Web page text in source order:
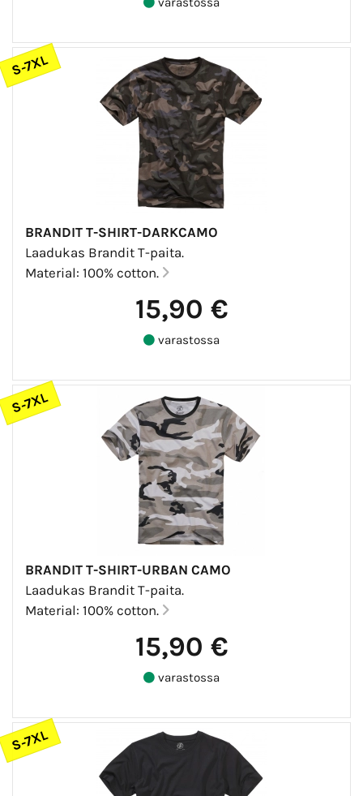
S-7XL
BRANDIT T-SHIRT-DARKCAMO
Laadukas Brandit T-paita.
Material: 100% cotton.
15,90 €
varastossa
S-7XL
BRANDIT T-SHIRT-URBAN CAMO
Laadukas Brandit T-paita.
Material: 100% cotton.
15,90 €
varastossa
S-7XL